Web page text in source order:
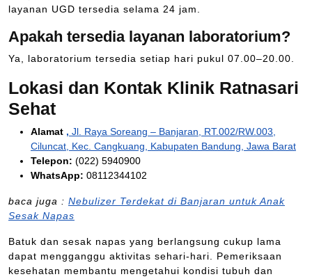
layanan UGD tersedia selama 24 jam.
Apakah tersedia layanan laboratorium?
Ya, laboratorium tersedia setiap hari pukul 07.00–20.00.
Lokasi dan Kontak Klinik Ratnasari
Sehat
Alamat , Jl. Raya Soreang – Banjaran, RT.002/RW.003,
Ciluncat, Kec. Cangkuang, Kabupaten Bandung, Jawa Barat
Telepon: (022) 5940900
WhatsApp: 08112344102
baca juga : Nebulizer Terdekat di Banjaran untuk Anak
Sesak Napas
Batuk dan sesak napas yang berlangsung cukup lama
dapat mengganggu aktivitas sehari-hari. Pemeriksaan
kesehatan membantu mengetahui kondisi tubuh dan